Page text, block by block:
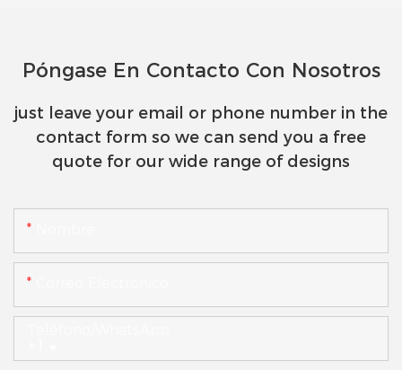
Póngase En Contacto Con Nosotros
just leave your email or phone number in the
contact form so we can send you a free
quote for our wide range of designs